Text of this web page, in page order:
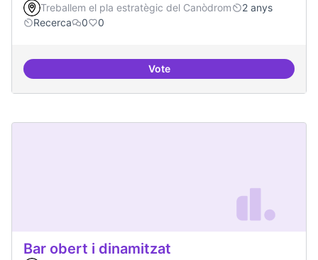
Treballem el pla estratègic del Canòdrom
2 anys
Recerca
0 0
VoteBeques de recerca per
Bar obert i dinamitzat